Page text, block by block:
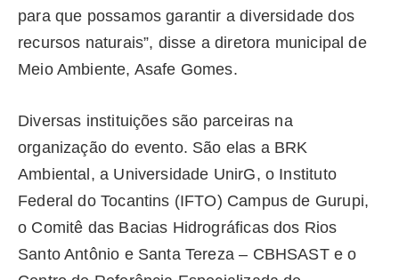
para que possamos garantir a diversidade dos
recursos naturais”, disse a diretora municipal de
Meio Ambiente, Asafe Gomes.
Diversas instituições são parceiras na
organização do evento. São elas a BRK
Ambiental, a Universidade UnirG, o Instituto
Federal do Tocantins (IFTO) Campus de Gurupi,
o Comitê das Bacias Hidrográficas dos Rios
Santo Antônio e Santa Tereza – CBHSAST e o